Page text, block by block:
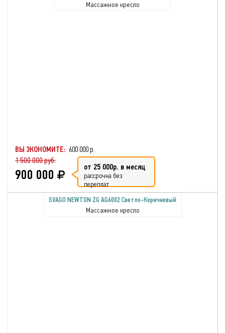
Массажное кресло
ВЫ ЭКОНОМИТЕ: 600 000 р.
1 500 000 руб.
900 000 от 25 000р. в месяц
рассрочка без
переплат
SVAGO NEWTON ZG AG6002 Светло-Коричневый
Массажное кресло